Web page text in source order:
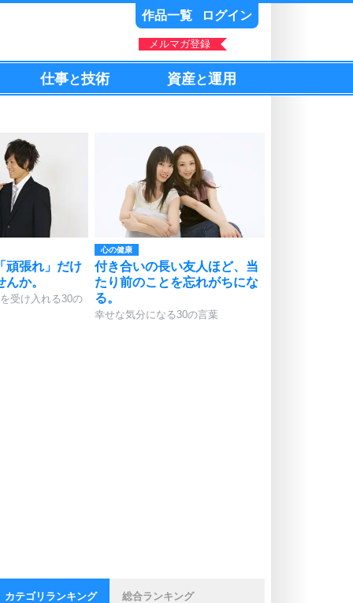
作品一覧 ログイン
メルマガ登録
仕事と技術 資産と運用
頑張れ」だけ
か。
受け入れる30の
心の健康
付き合いの長い友人ほど、当
たり前のことを忘れがちにな
る。
幸せな気分になる30の言葉
カテゴリランキング 総合ランキング